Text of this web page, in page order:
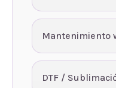
Mantenimiento
DTF /